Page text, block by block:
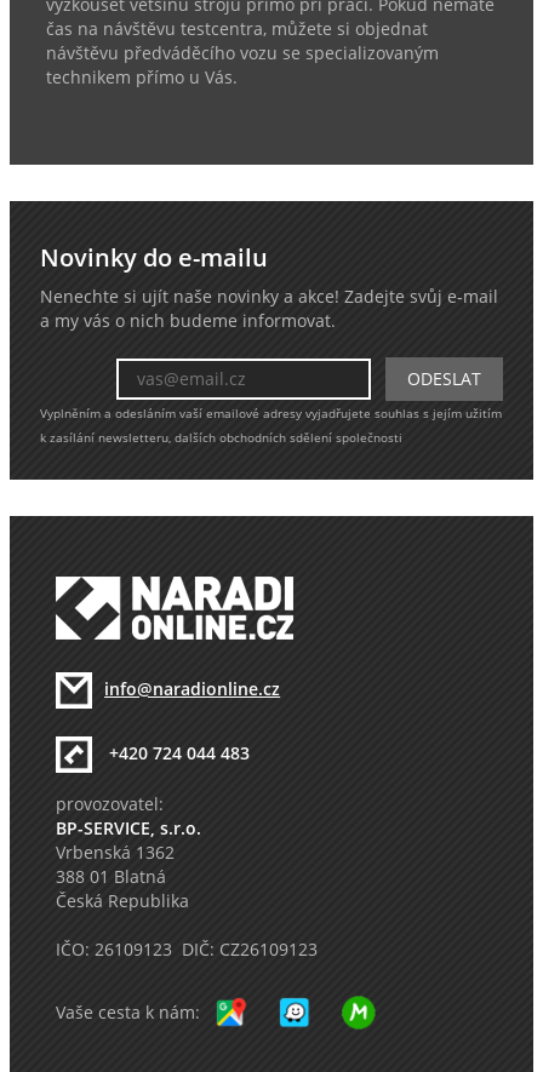
vyzkoušet většinu strojů přímo při práci. Pokud nemáte
čas na návštěvu testcentra, můžete si objednat
návštěvu předváděcího vozu se specializovaným
technikem přímo u Vás.
Novinky do e-mailu
Nenechte si ujít naše novinky a akce! Zadejte svůj e-mail
a my vás o nich budeme informovat.
Vyplněním a odesláním vaší emailové adresy vyjadřujete souhlas s jejím užitím
k zasílání newsletteru, dalších obchodních sdělení společnosti
info@naradionline.cz
+420 724 044 483
provozovatel:
BP-SERVICE, s.r.o.
Vrbenská 1362
388 01 Blatná
Česká Republika
IČO: 26109123 DIČ: CZ26109123
Vaše cesta k nám: